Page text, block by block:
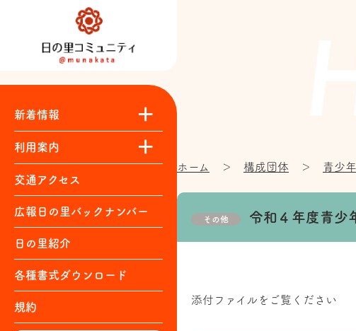
新着情報
運営協議会
日の里まつり・ほか
構成団体
各自治会
まちづくり委員会
みんなの広場
利用案内
施設紹介
利用料金
利用申込
お問い合わせ
自主講座一覧
交通アクセス
広報日の里バックナンバー
日の里紹介
各種書式ダウンロード
規約
ホーム ＞ 構成団体 ＞ 青少
その他 令和４年度青少
添付ファイルをご覧ください